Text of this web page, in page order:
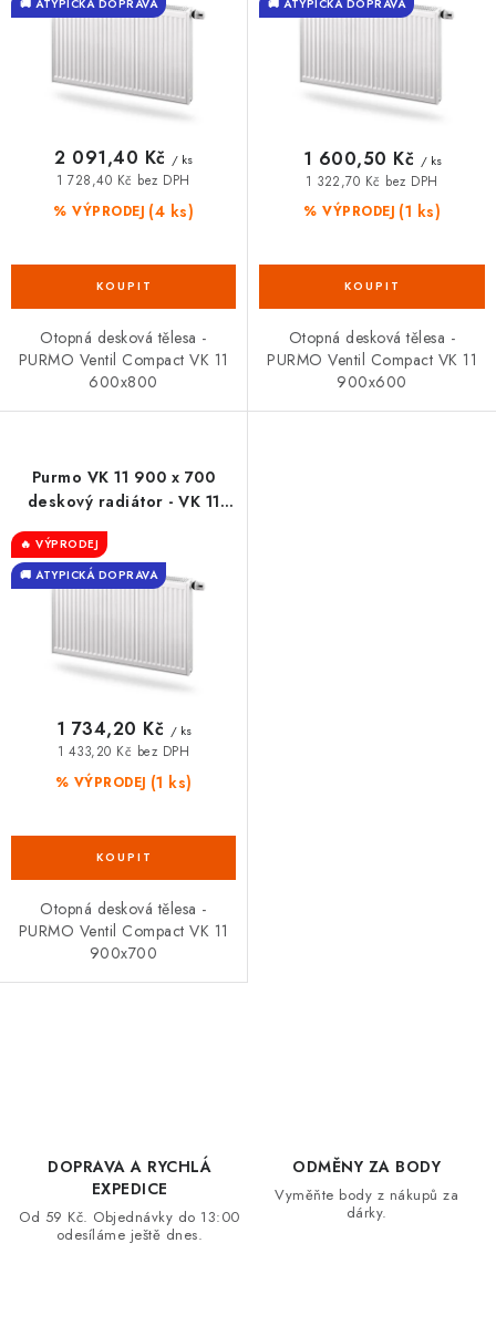
MOJE OBJEDNÁVKA
ZNAČKY
Hodnocení obchodu 🚚 Stav objednávky
Doprava a platba
Podmínky ochrany osobních údajů
Moje objednávka
k
u
🚚 ATYPICKÁ DOPRAVA
% VÝPRODEJ (4 ks)
1 728,40 Kč bez DPH
2 091,40 Kč / ks
Otopná desková tělesa -
PURMO Ventil Compact VK 11
600x800
🚚 ATYPICKÁ DOPRAVA
% VÝPRODEJ (1 ks)
1 322,70 Kč bez DPH
1 600,50 Kč / ks
Otopná desková tělesa -
PURMO Ventil Compact VK 11
900x600
Purmo VK 11 900 x 700
deskový radiátor - VK 11
9070
🔥 VÝPRODEJ
🚚 ATYPICKÁ DOPRAVA
% VÝPRODEJ (1 ks)
1 433,20 Kč bez DPH
1 734,20 Kč / ks
Otopná desková tělesa -
PURMO Ventil Compact VK 11
900x700
c
DOPRAVA A RYCHLÁ
EXPEDICE
Od 59 Kč. Objednávky do 13:00
odesíláme ještě dnes.
ODMĚNY ZA BODY
Vyměňte body z nákupů za
dárky.